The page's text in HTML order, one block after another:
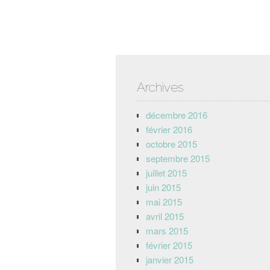
Archives
décembre 2016
février 2016
octobre 2015
septembre 2015
juillet 2015
juin 2015
mai 2015
avril 2015
mars 2015
février 2015
janvier 2015